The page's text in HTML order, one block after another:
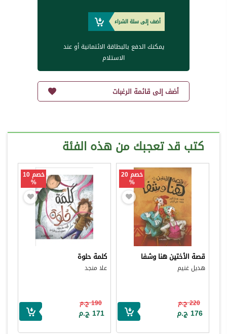
أضف إلى سلة الشراء
يمكنك الدفع بالبطاقة الائتمانية أو عند
الاستلام
أضف إلى قائمة الرغبات
كتب قد تعجبك من هذه الفئة
خصم 20
%
قصة الأختين هنا وشفا
هديل غنيم
220 ج.م
176 ج.م
خصم 10
%
كلمة حلوة
علا منجد
190 ج.م
171 ج.م